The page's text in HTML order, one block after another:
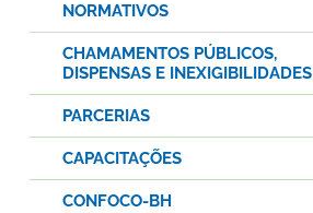
NORMATIVOS
CHAMAMENTOS PÚBLICOS,
DISPENSAS E INEXIGIBILIDADES
PARCERIAS
CAPACITAÇÕES
CONFOCO-BH